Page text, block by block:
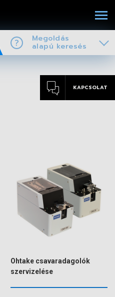
Megoldás
alapú keresés
KAPCSOLAT
Ohtake csavaradagolók
szervizelése